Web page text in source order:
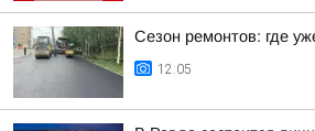
Сезон ремонтов: где
12:05